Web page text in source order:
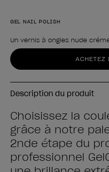
GEL NAIL POLISH
Un vernis à ongles nude
Forme du produit
ACHETEZ
Description du produit
Choisissez la
grâce à notre
2nde étape du
professionnel